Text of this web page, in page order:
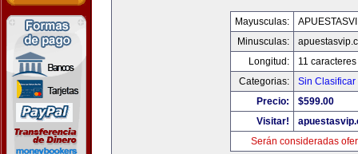
Mayusculas:
Minusculas:
Longitud:
11 caracteres
Categorias:
Sin Clasificar
Precio:
$599.00
Visitar!
Serán consideradas